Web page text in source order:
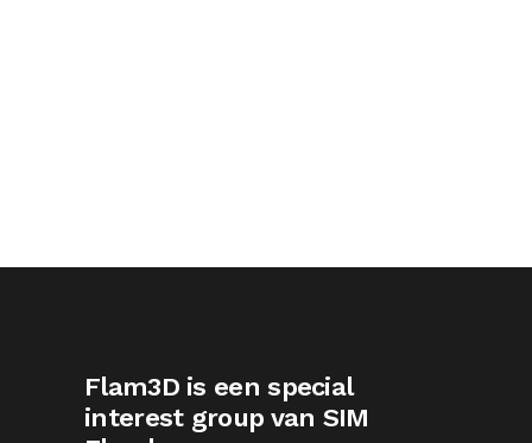
Flam3D is een special
interest group van SIM